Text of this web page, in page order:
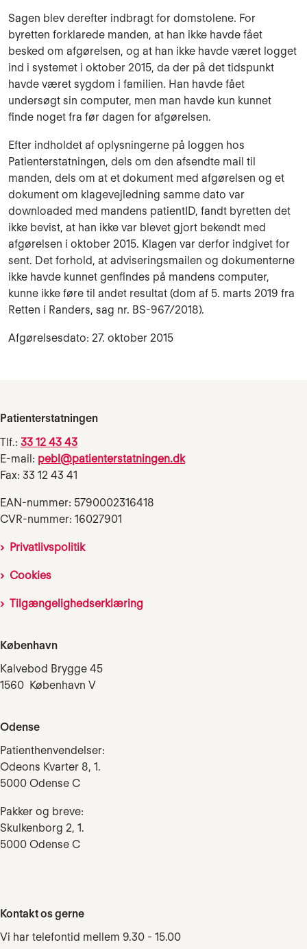
Sagen blev derefter indbragt for domstolene. For
byretten forklarede manden, at han ikke havde fået
besked om afgørelsen, og at han ikke havde været logget
ind i systemet i oktober 2015, da der på det tidspunkt
havde været sygdom i familien. Han havde fået
undersøgt sin computer, men man havde kun kunnet
finde noget fra før dagen for afgørelsen.
Efter indholdet af oplysningerne på loggen hos
Patienterstatningen, dels om den afsendte mail til
manden, dels om at et dokument med afgørelsen og et
dokument om klagevejledning samme dato var
downloaded med mandens patientID, fandt byretten det
ikke bevist, at han ikke var blevet gjort bekendt med
afgørelsen i oktober 2015. Klagen var derfor indgivet for
sent. Det forhold, at adviseringsmailen og dokumenterne
ikke havde kunnet genfindes på mandens computer,
kunne ikke føre til andet resultat (dom af 5. marts 2019 fra
Retten i Randers, sag nr. BS-967/2018).
Afgørelsesdato: 27. oktober 2015
Patienterstatningen
Tlf.: 33 12 43 43
E-mail: pebl@patienterstatningen.dk
Fax: 33 12 43 41
EAN-nummer: 5790002316418
CVR-nummer: 16027901
Privatlivspolitik
Cookies
Tilgængelighedserklæring
København
Kalvebod Brygge 45
1560 København V
Odense
Patienthenvendelser:
Odeons Kvarter 8, 1.
5000 Odense C
Pakker og breve:
Skulkenborg 2, 1.
5000 Odense C
Kontakt os gerne
Vi har telefontid mellem 9.30 - 15.00